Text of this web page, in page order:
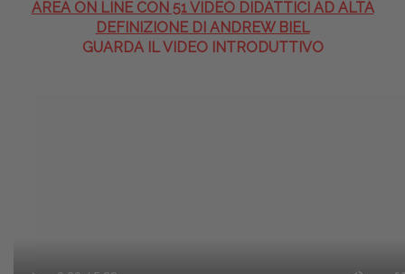
AREA ON LINE CON 51 VIDEO DIDATTICI AD ALTA
DEFINIZIONE DI ANDREW BIEL
GUARDA IL VIDEO INTRODUTTIVO